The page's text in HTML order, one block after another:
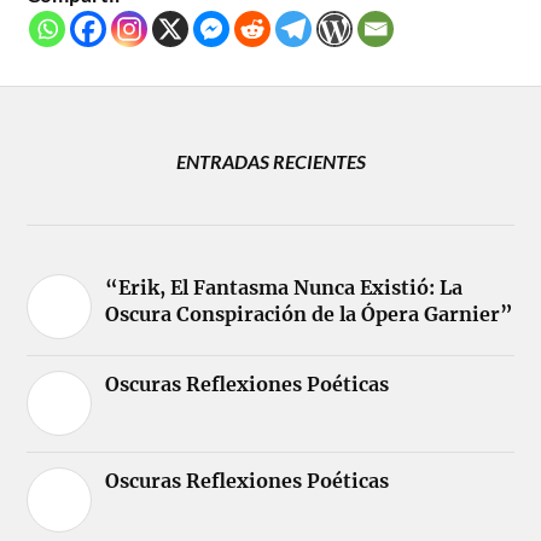
ENTRADAS RECIENTES
“Erik, El Fantasma Nunca Existió: La
Oscura Conspiración de la Ópera Garnier”
Oscuras Reflexiones Poéticas
Oscuras Reflexiones Poéticas